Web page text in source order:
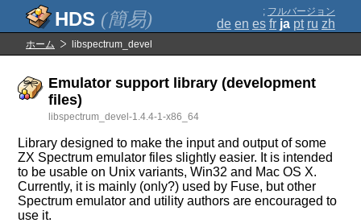
(簡易) ; フルバージョン
de en es fr ja pt ru zh
ホーム libspectrum_devel
Emulator support library (development
files)
libspectrum_devel-1.4.4-1-x86_64
Library designed to make the input and output of some
ZX Spectrum emulator files slightly easier. It is intended
to be usable on Unix variants, Win32 and Mac OS X.
Currently, it is mainly (only?) used by Fuse, but other
Spectrum emulator and utility authors are encouraged to
use it.